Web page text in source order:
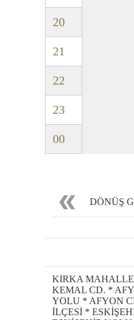
20
21
22
23
00
DÖNÜŞ
KIRKA
KEMAL CD. *
YOLU * AFYON
İLÇESİ *